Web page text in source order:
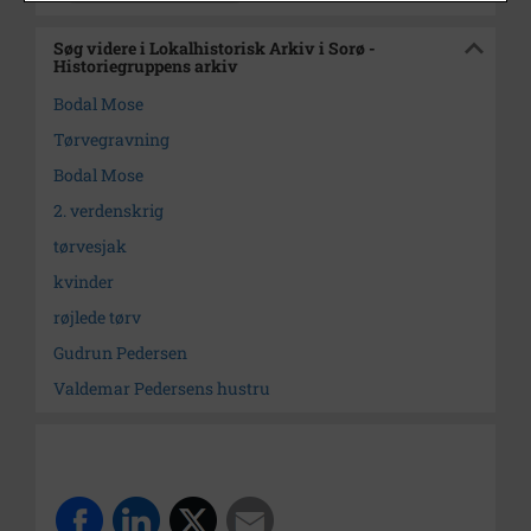
Søg videre i Lokalhistorisk Arkiv i Sorø -
Historiegruppens arkiv
Bodal Mose
Tørvegravning
Bodal Mose
2. verdenskrig
tørvesjak
kvinder
røjlede tørv
Gudrun Pedersen
Valdemar Pedersens hustru